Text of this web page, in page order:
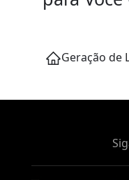
Geração de